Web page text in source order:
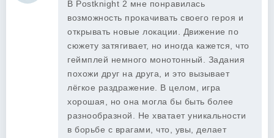
В Postknight 2 мне понравилась
возможность прокачивать своего героя и
открывать новые локации. Движение по
сюжету затягивает, но иногда кажется, что
геймплей немного монотонный. Задания
похожи друг на друга, и это вызывает
лёгкое раздражение. В целом, игра
хорошая, но она могла бы быть более
разнообразной. Не хватает уникальности
в борьбе с врагами, что, увы, делает